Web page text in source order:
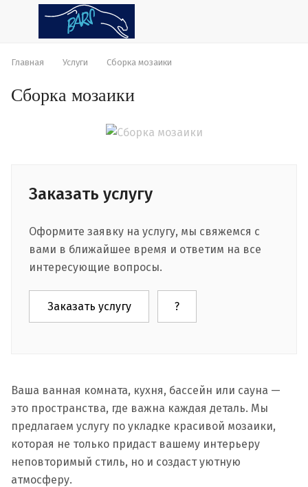
Главная Услуги Сборка мозаики
Сборка мозаики
Заказать услугу
Оформите заявку на услугу, мы свяжемся с
вами в ближайшее время и ответим на все
интересующие вопросы.
Заказать услугу ?
Ваша ванная комната, кухня, бассейн или сауна —
это пространства, где важна каждая деталь. Мы
предлагаем услугу по укладке красивой мозаики,
которая не только придаст вашему интерьеру
неповторимый стиль, но и создаст уютную
атмосферу.